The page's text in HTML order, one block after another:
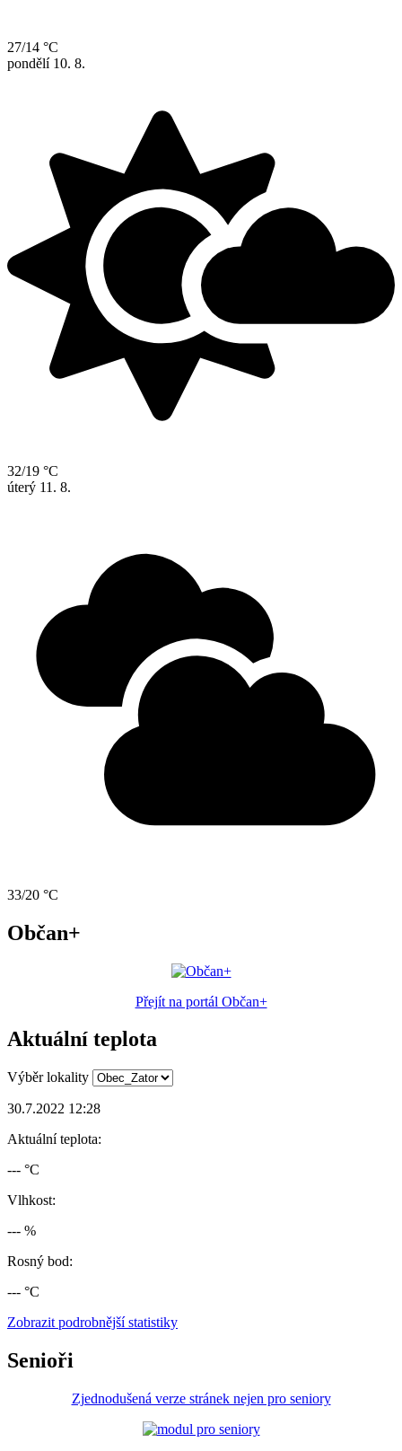
27/14 °C
pondělí 10. 8.
32/19 °C
úterý 11. 8.
33/20 °C
Občan+
Přejít na portál Občan+
Aktuální teplota
Výběr lokality
30.7.2022 12:28
Aktuální teplota:
--- °C
Vlhkost:
--- %
Rosný bod:
--- °C
Zobrazit podrobnější statistiky
Senioři
Zjednodušená verze stránek nejen pro seniory